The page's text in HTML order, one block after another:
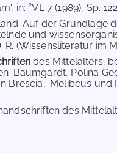
in:2VL 7 (1989), Sp.
Auf der Grundlage
und
(Wissensliteratur im
des Mittelalters,
Baumgardt, Polina
'Melibeus und
des